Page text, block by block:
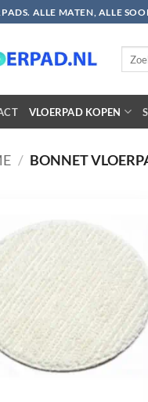
ALLE MATEN, ALLE
VLOERPAD KOPEN
/ BONNET